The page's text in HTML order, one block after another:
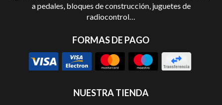
a pedales, bloques de construcción, juguetes de
radiocontrol…
FORMAS DE PAGO
NUESTRA TIENDA